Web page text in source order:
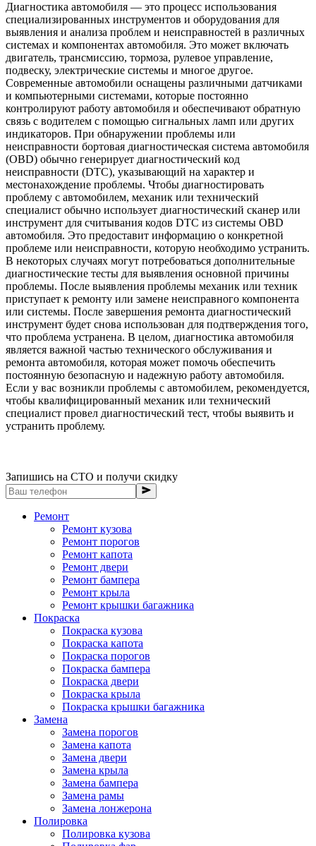
Диагностика автомобиля — это процесс использования
специализированных инструментов и оборудования для
выявления и анализа проблем и неисправностей в различных
системах и компонентах автомобиля. Это может включать
двигатель, трансмиссию, тормоза, рулевое управление,
подвеску, электрические системы и многое другое.
Современные автомобили оснащены различными датчиками
и компьютерными системами, которые постоянно
контролируют работу автомобиля и обеспечивают обратную
связь с водителем с помощью сигнальных ламп или других
индикаторов. При обнаружении проблемы или
неисправности бортовая диагностическая система автомобиля
(OBD) обычно генерирует диагностический код
неисправности (DTC), указывающий на характер и
местонахождение проблемы. Чтобы диагностировать
проблему с автомобилем, механик или технический
специалист обычно использует диагностический сканер или
инструмент для считывания кодов DTC из системы OBD
автомобиля. Это предоставит информацию о конкретной
проблеме или неисправности, которую необходимо устранить.
В некоторых случаях могут потребоваться дополнительные
диагностические тесты для выявления основной причины
проблемы. После выявления проблемы механик или техник
приступает к ремонту или замене неисправного компонента
или системы. После завершения ремонта диагностический
инструмент будет снова использован для подтверждения того,
что проблема устранена. В целом, диагностика автомобиля
является важной частью технического обслуживания и
ремонта автомобиля, которая может помочь обеспечить
постоянную безопасную и надежную работу автомобиля.
Если у вас возникли проблемы с автомобилем, рекомендуется,
чтобы квалифицированный механик или технический
специалист провел диагностический тест, чтобы выявить и
устранить проблему.
Запишись на СТО и получи скидку
Ремонт
Ремонт кузова
Ремонт порогов
Ремонт капота
Ремонт двери
Ремонт бампера
Ремонт крыла
Ремонт крышки багажника
Покраска
Покраска кузова
Покраска капота
Покраска порогов
Покраска бампера
Покраска двери
Покраска крыла
Покраска крышки багажника
Замена
Замена порогов
Замена капота
Замена двери
Замена крыла
Замена бампера
Замена рамы
Замена лонжерона
Полировка
Полировка кузова